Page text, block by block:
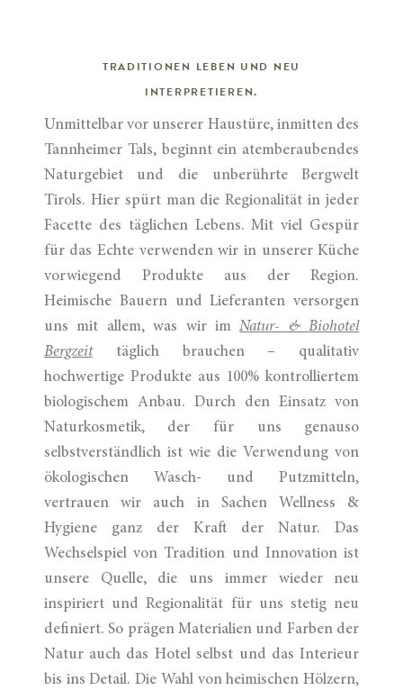
TRADITIONEN LEBEN UND NEU
INTERPRETIEREN.
Unmittelbar vor unserer Haustüre, inmitten des
Tannheimer Tals, beginnt ein atemberaubendes
Naturgebiet und die unberührte Bergwelt
Tirols. Hier spürt man die Regionalität in jeder
Facette des täglichen Lebens. Mit viel Gespür
für das Echte verwenden wir in unserer Küche
vorwiegend Produkte aus der Region.
Heimische Bauern und Lieferanten versorgen
uns mit allem, was wir imNatur- & Biohotel
Bergzeittäglich brauchen – qualitativ
hochwertige Produkte aus 100% kontrolliertem
biologischem Anbau. Durch den Einsatz von
Naturkosmetik, der für uns genauso
selbstverständlich ist wie die Verwendung von
ökologischen Wasch- und Putzmitteln,
vertrauen wir auch in Sachen Wellness &
Hygiene ganz der Kraft der Natur. Das
Wechselspiel von Tradition und Innovation ist
unsere Quelle, die uns immer wieder neu
inspiriert und Regionalität für uns stetig neu
definiert. So prägen Materialien und Farben der
Natur auch das Hotel selbst und das Interieur
bis ins Detail. Die Wahl von heimischen Hölzern,